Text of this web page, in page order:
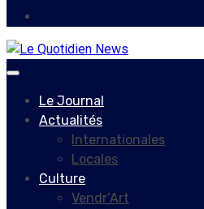
Primary
Le Journal
Actualités
Internationales
Locales
Culture
Vendr’Art